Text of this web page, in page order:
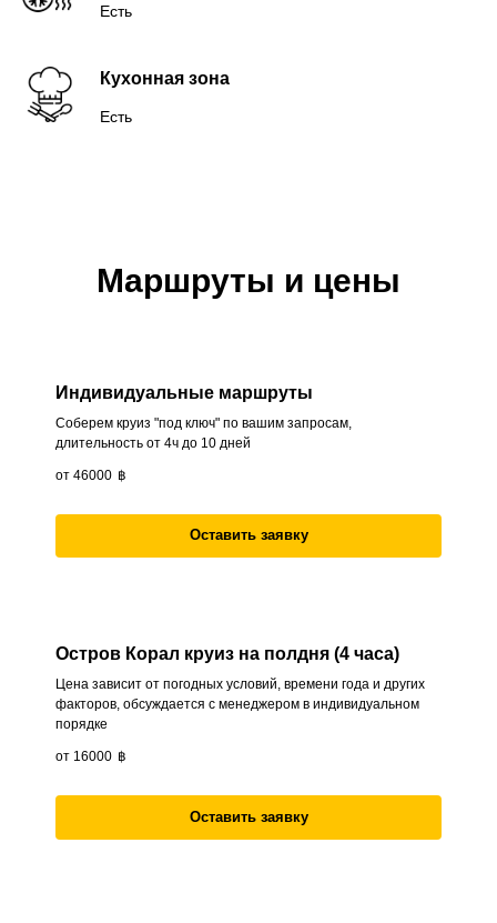
Есть
Кухонная зона
Есть
Маршруты и цены
Индивидуальные маршруты
Соберем круиз "под ключ" по вашим запросам,
длительность от 4ч до 10 дней
от 46000 ฿
Оставить заявку
Остров Корал круиз на полдня (4 часа)
Цена зависит от погодных условий, времени года и других
факторов, обсуждается с менеджером в индивидуальном
порядке
от 16000 ฿
Оставить заявку